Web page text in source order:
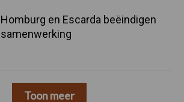
Homburg en Escarda beëindigen
samenwerking
Toon meer